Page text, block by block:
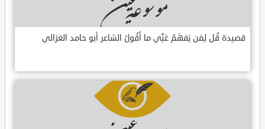
قصيدة قُل لِمَن يَفهَمُ عَنِّي ما أَقُولُ الشاعر أبو حامد الغزالي